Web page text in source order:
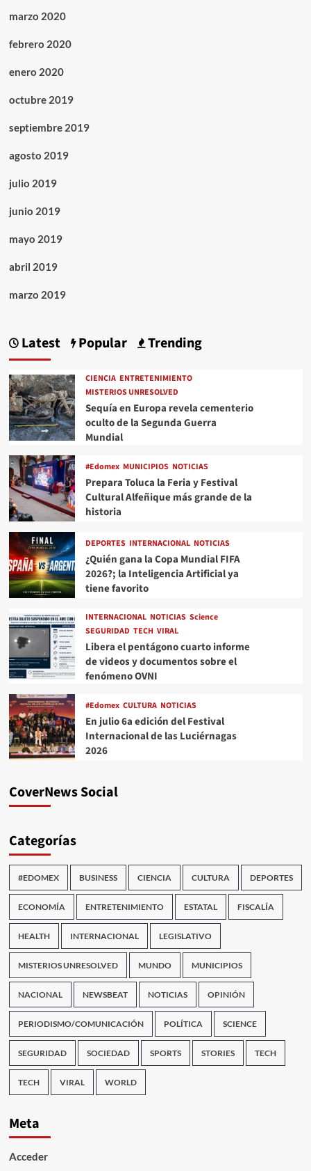
marzo 2020
febrero 2020
enero 2020
octubre 2019
septiembre 2019
agosto 2019
julio 2019
junio 2019
mayo 2019
abril 2019
marzo 2019
Latest Popular Trending
CIENCIA ENTRETENIMIENTO
MISTERIOS UNRESOLVED
Sequía en Europa revela cementerio
oculto de la Segunda Guerra
Mundial
#Edomex MUNICIPIOS NOTICIAS
Prepara Toluca la Feria y Festival
Cultural Alfeñique más grande de la
historia
DEPORTES INTERNACIONAL NOTICIAS
¿Quién gana la Copa Mundial FIFA
2026?; la Inteligencia Artificial ya
tiene favorito
INTERNACIONAL NOTICIAS Science
SEGURIDAD TECH VIRAL
Libera el pentágono cuarto informe
de videos y documentos sobre el
fenómeno OVNI
#Edomex CULTURA NOTICIAS
En julio 6a edición del Festival
Internacional de las Luciérnagas
2026
CoverNews Social
Categorías
#EDOMEX BUSINESS CIENCIA CULTURA DEPORTES
ECONOMÍA ENTRETENIMIENTO ESTATAL FISCALÍA
HEALTH INTERNACIONAL LEGISLATIVO
MISTERIOS UNRESOLVED MUNDO MUNICIPIOS
NACIONAL NEWSBEAT NOTICIAS OPINIÓN
PERIODISMO/COMUNICACIÓN POLÍTICA SCIENCE
SEGURIDAD SOCIEDAD SPORTS STORIES TECH
TECH VIRAL WORLD
Meta
Acceder